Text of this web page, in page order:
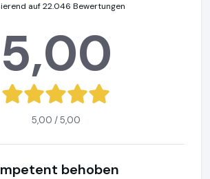
auf 22.046 Bewertungen
5,00
5,00 / 5,00
behoben